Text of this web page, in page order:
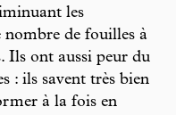
les
nombre de fouilles à
Ils ont aussi peur du
: ils savent très bien
à la fois en